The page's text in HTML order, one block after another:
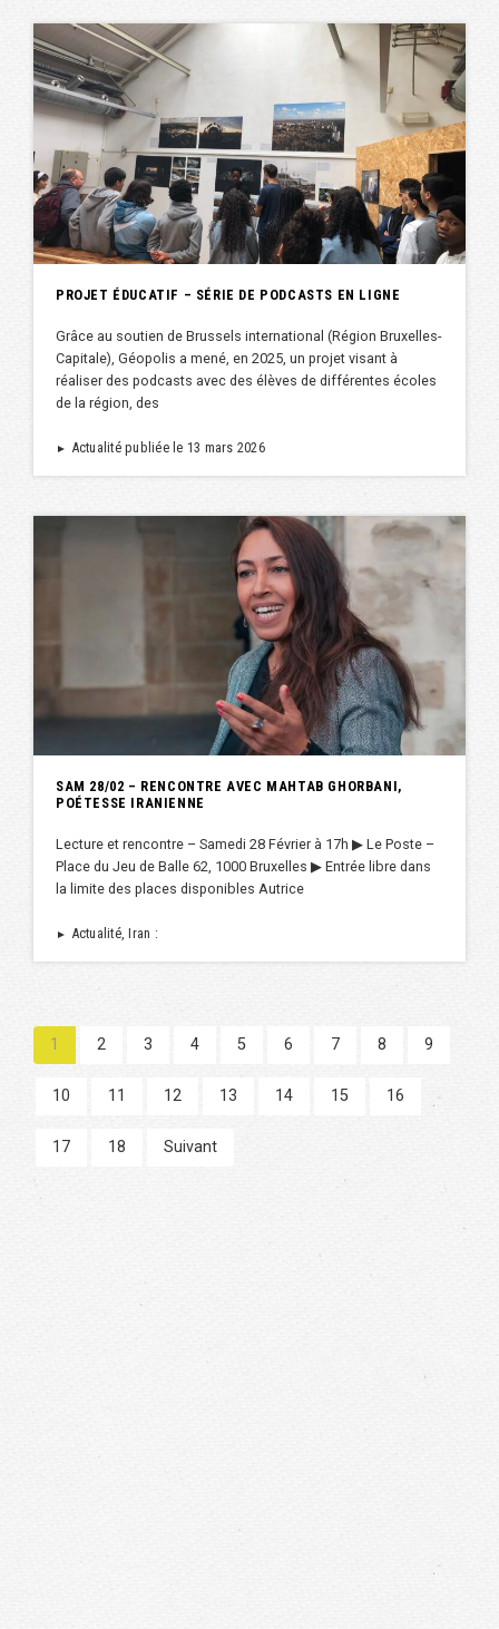
PROJET ÉDUCATIF – SÉRIE DE PODCASTS EN LIGNE
Grâce au soutien de Brussels international (Région Bruxelles-
Capitale), Géopolis a mené, en 2025, un projet visant à
réaliser des podcasts avec des élèves de différentes écoles
de la région, des
► Actualité publiée le 13 mars 2026
SAM 28/02 – RENCONTRE AVEC MAHTAB GHORBANI,
POÉTESSE IRANIENNE
Lecture et rencontre – Samedi 28 Février à 17h ▶︎ Le Poste –
Place du Jeu de Balle 62, 1000 Bruxelles ▶︎ Entrée libre dans
la limite des places disponibles Autrice
► Actualité, Iran :
1 2 3 4 5 6 7 8 9
10 11 12 13 14 15 16
17 18 Suivant